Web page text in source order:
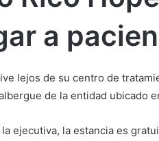
a
lejos de su centro de
de la entidad ubicado
ejecutiva, la estancia es